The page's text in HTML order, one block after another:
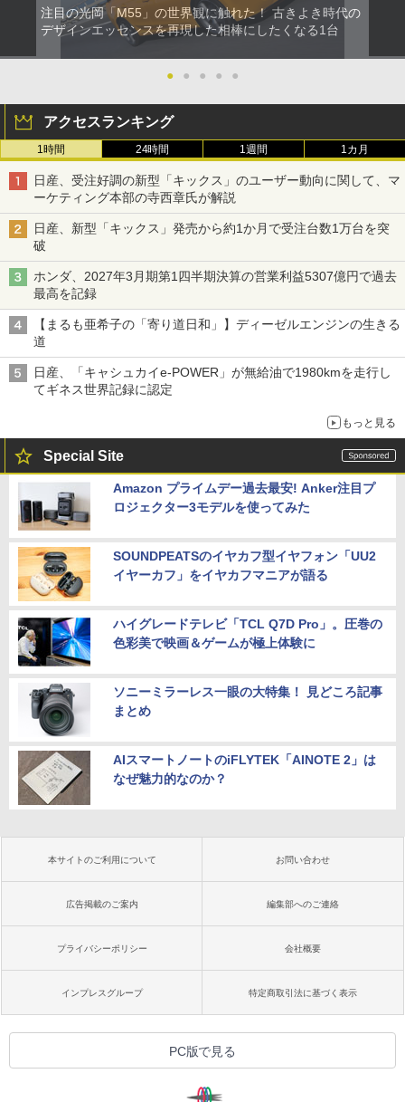
注目の光岡「M55」の世界観に触れた！ 古きよき時代の
デザインエッセンスを再現した相棒にしたくなる1台
● ● ● ● ●
アクセスランキング
1時間 24時間 1週間 1カ月
日産、受注好調の新型「キックス」のユーザー動向に関して、マ
ーケティング本部の寺西章氏が解説
日産、新型「キックス」発売から約1か月で受注台数1万台を突
破
ホンダ、2027年3月期第1四半期決算の営業利益5307億円で過去
最高を記録
【まるも亜希子の「寄り道日和」】ディーゼルエンジンの生きる
道
日産、「キャシュカイe-POWER」が無給油で1980kmを走行し
てギネス世界記録に認定
もっと見る
Special Site
Amazon プライムデー過去最安! Anker注目プ
ロジェクター3モデルを使ってみた
SOUNDPEATSのイヤカフ型イヤフォン「UU2
イヤーカフ」をイヤカフマニアが語る
ハイグレードテレビ「TCL Q7D Pro」。圧巻の
色彩美で映画＆ゲームが極上体験に
ソニーミラーレス一眼の大特集！ 見どころ記事
まとめ
AIスマートノートのiFLYTEK「AINOTE 2」は
なぜ魅力的なのか？
本サイトのご利用について お問い合わせ
広告掲載のご案内 編集部へのご連絡
プライバシーポリシー 会社概要
インプレスグループ 特定商取引法に基づく表示
PC版で見る